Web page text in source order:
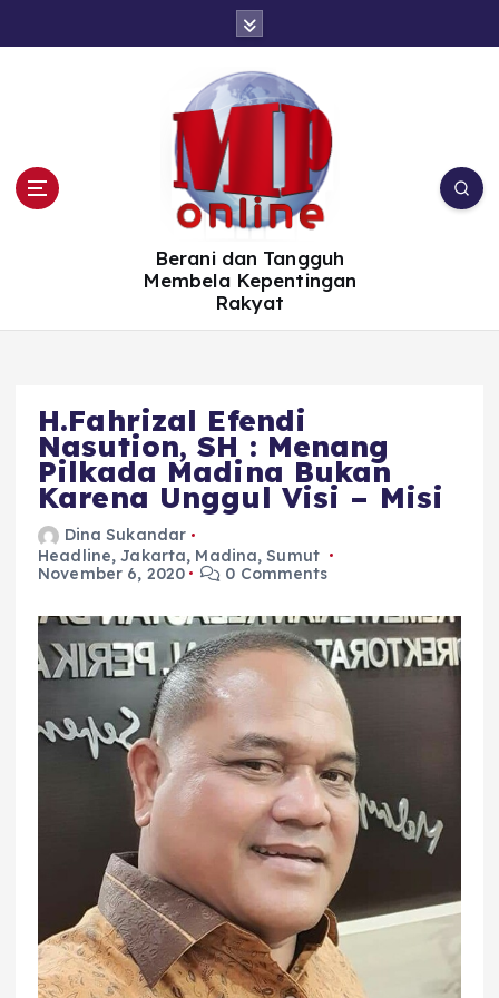
Berani dan Tangguh
Membela Kepentingan
Rakyat
H.Fahrizal Efendi
Nasution, SH : Menang
Pilkada Madina Bukan
Karena Unggul Visi – Misi
Dina Sukandar
Headline,Jakarta, Madina,Sumut
November 6, 2020
0 Comments